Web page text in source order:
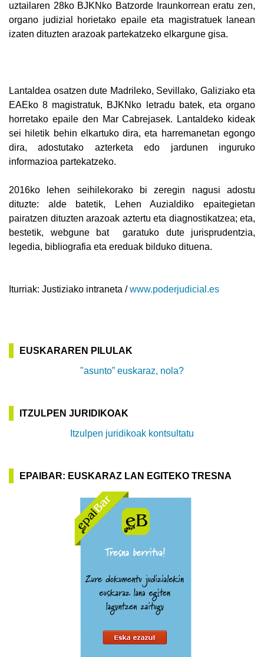
uztailaren 28ko BJKNko Batzorde Iraunkorrean eratu zen,
organo judizial horietako epaile eta magistratuek lanean
izaten dituzten arazoak partekatzeko elkargune gisa.
Lantaldea osatzen dute Madrileko, Sevillako, Galiziako eta
EAEko 8 magistratuk, BJKNko letradu batek, eta organo
horretako epaile den Mar Cabrejasek. Lantaldeko kideak
sei hiletik behin elkartuko dira, eta harremanetan egongo
dira, adostutako azterketa edo jardunen inguruko
informazioa partekatzeko.
2016ko lehen seihilekorako bi zeregin nagusi adostu
dituzte: alde batetik, Lehen Auzialdiko epaitegietan
pairatzen dituzten arazoak aztertu eta diagnostikatzea; eta,
bestetik, webgune bat garatuko dute jurisprudentzia,
legedia, bibliografia eta ereduak bilduko dituena.
Iturriak: Justiziako intraneta /www.poderjudicial.es
EUSKARAREN PILULAK
"asunto” euskaraz, nola?
ITZULPEN JURIDIKOAK
Itzulpen juridikoak kontsultatu
EPAIBAR: EUSKARAZ LAN EGITEKO TRESNA